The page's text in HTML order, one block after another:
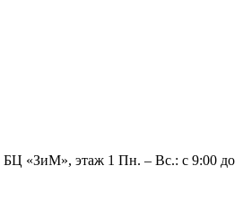
БЦ «ЗиМ», этаж 1 Пн. – Вс.: с 9:00 до